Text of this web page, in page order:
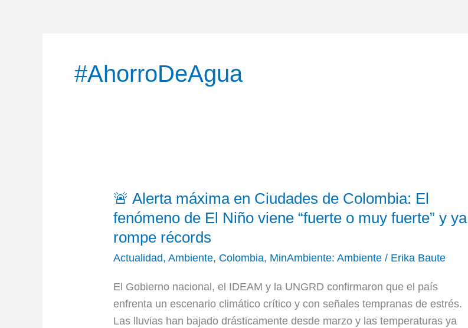
#AhorroDeAgua
🚨 Alerta máxima en Ciudades de Colombia: El
fenómeno de El Niño viene “fuerte o muy fuerte” y ya
rompe récords
Actualidad,Ambiente, Colombia, MinAmbiente: Ambiente / Erika Baute
El Gobierno nacional, el IDEAM y la UNGRD confirmaron que el país
enfrenta un escenario climático crítico y con señales tempranas de estrés.
Las lluvias han bajado drásticamente desde marzo y las temperaturas ya
Alerta
máxima
en
Ciudades
Colombia:
El
fenómeno